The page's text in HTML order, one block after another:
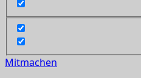
Mitmachen